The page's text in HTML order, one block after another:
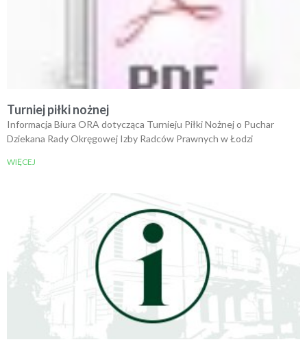
Turniej piłki nożnej
Informacja Biura ORA dotycząca Turnieju Piłki Nożnej o Puchar
Dziekana Rady Okręgowej Izby Radców Prawnych w Łodzi
WIĘCEJ